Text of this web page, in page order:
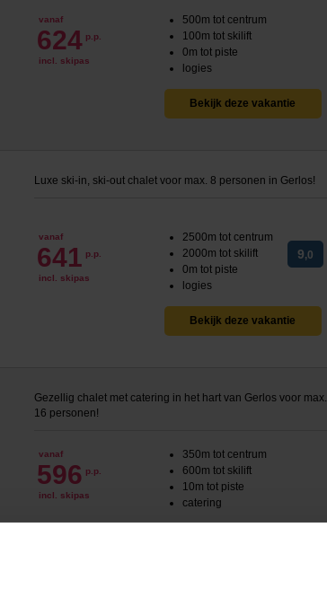
vanaf
624 p.p.
incl. skipas
500m tot centrum
100m tot skilift
0m tot piste
logies
Bekijk deze vakantie
Luxe ski-in, ski-out chalet voor max. 8 personen in Gerlos!
vanaf
641 p.p.
incl. skipas
2500m tot centrum
2000m tot skilift
0m tot piste
logies
9,0
Bekijk deze vakantie
Gezellig chalet met catering in het hart van Gerlos voor max.
16 personen!
vanaf
596 p.p.
incl. skipas
350m tot centrum
600m tot skilift
10m tot piste
catering